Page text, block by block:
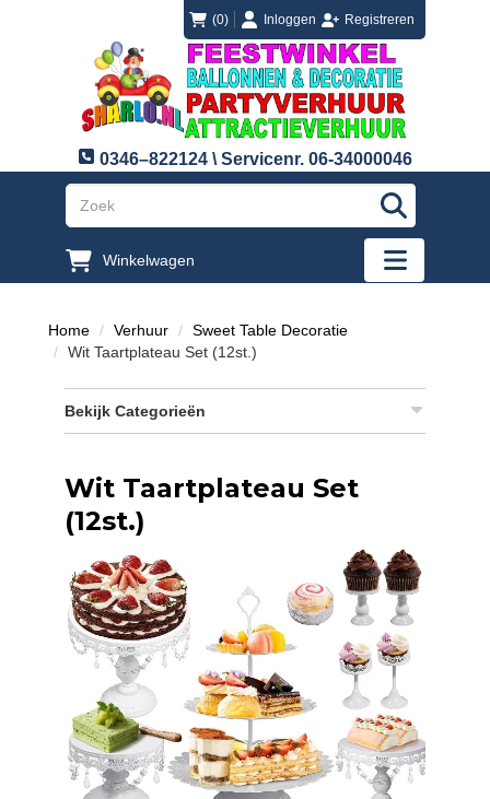
(0) loginInloggen
registreren Registreren
0346–822124 \ Servicenr. 06-34000046
"Zoeken
Winkelwagen
"Toggle
Home Verhuur
Sweet Table Decoratie
Wit Taartplateau Set (12st.)
Bekijk Categorieën
Wit Taartplateau Set
(12st.)